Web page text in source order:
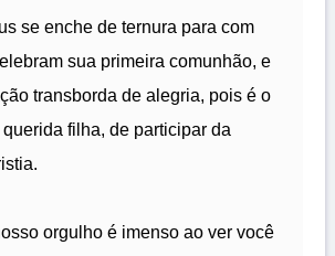
se enche de ternura para com
sua primeira comunhão, e
transborda de alegria, pois é o
filha, de participar da
orgulho é imenso ao ver você